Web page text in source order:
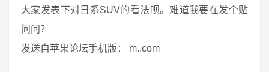
大家发表下对日系SUV的看法呗。难道我要在发个贴
问问？
发送自苹果论坛手机版： m..com